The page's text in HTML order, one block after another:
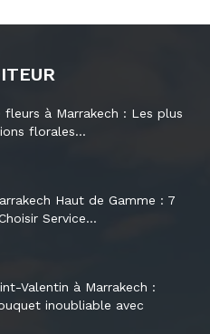
fleurs à Marrakech : Les plus
florales...
Haut de Gamme : 7
Service...
Valentin à Marrakech :
inoubliable avec